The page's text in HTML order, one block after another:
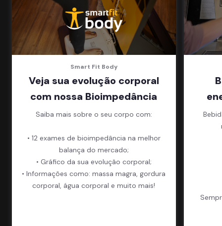
Smart Fit Body
Veja sua evolução corporal
com nossa Bioimpedância
Saiba mais sobre o seu corpo com:
• 12 exames de bioimpedância na melhor
balança do mercado;
• Gráfico da sua evolução corporal;
• Informações como: massa magra, gordura
corporal, água corporal e muito mais!